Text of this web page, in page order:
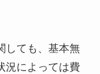
しても、基本無
況によっては費